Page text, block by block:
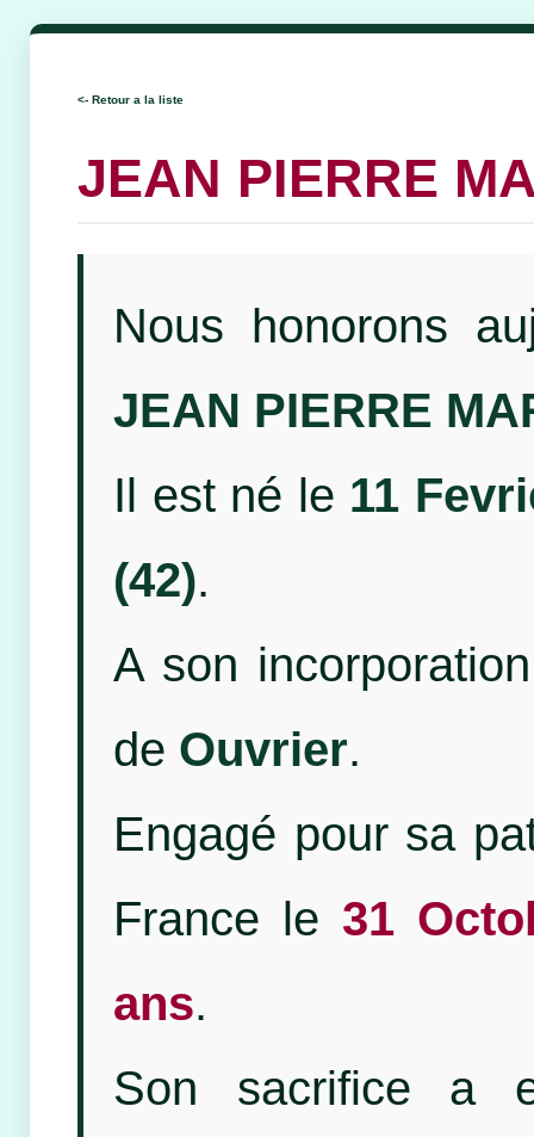
<- Retour a la liste
JEAN PIERRE
Nous honorons
JEAN PIERRE
Il est né le 11
(42).
A son
de Ouvrier.
Engagé pour sa
France le 31
ans.
Son sacrifice